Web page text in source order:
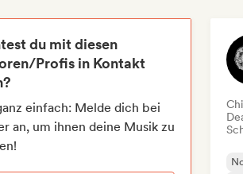
du mit diesen
Profis in Kontakt
einfach: Melde dich bei
an, um ihnen deine Musik zu